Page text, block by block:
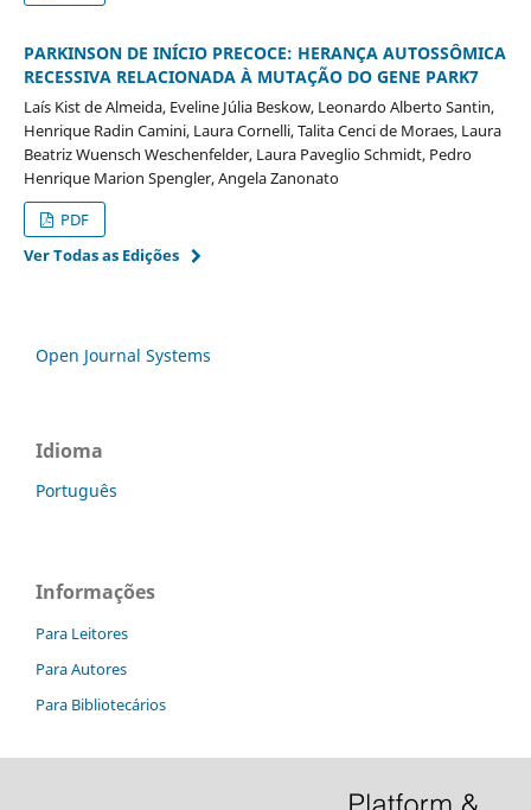
PARKINSON DE INÍCIO PRECOCE: HERANÇA AUTOSSÔMICA
RECESSIVA RELACIONADA À MUTAÇÃO DO GENE PARK7
Laís Kist de Almeida, Eveline Júlia Beskow, Leonardo Alberto Santin,
Henrique Radin Camini, Laura Cornelli, Talita Cenci de Moraes, Laura
Beatriz Wuensch Weschenfelder, Laura Paveglio Schmidt, Pedro
Henrique Marion Spengler, Angela Zanonato
PDF
Ver Todas as Edições
Open Journal Systems
Idioma
Português
Informações
Para Leitores
Para Autores
Para Bibliotecários